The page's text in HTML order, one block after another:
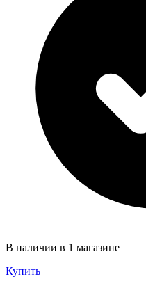
В наличии в 1 магазине
Купить